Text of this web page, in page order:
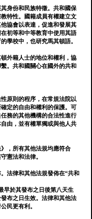
身份和民族特徵。共和國保
特性。國籍成員有權建立文
協會以表達，促進和發展其
初等和中等教育中使用其語
學校中，也研究馬其頓語。
外籍人士的地位和權利，協
。共和國關心在國外的共和
原則的程序，在常規法院以
定的自由和權利的保護。可
務的其他機構的合法性進行
由，並有權單獨或與他人共
，所有其他法規均應符合
憲法和法律。
法律和其他法規發佈在“共和
早於其發布之日後第八天生
布之日生效。法律和其他法
民更有利。